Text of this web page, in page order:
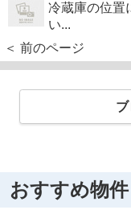
冷蔵庫の位置
い...
＜ 前のページ
おすすめ物件